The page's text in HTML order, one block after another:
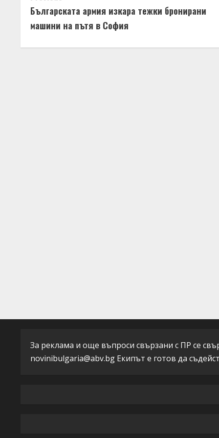
e
a
o
Българската армия изкара тежки бронирани
машини на пътя в София
За реклама и още въпроси свързани с ПР се
novinibulgaria@abv.bg Екипът е готов да